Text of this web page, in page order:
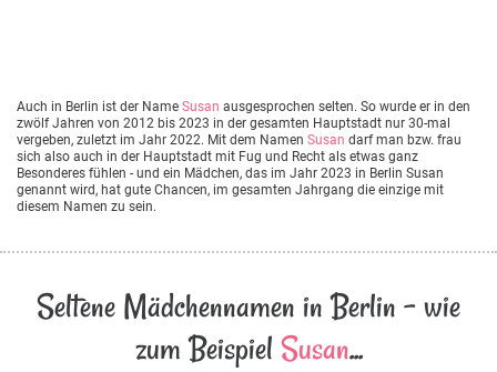
Auch in Berlin ist der Name Susan ausgesprochen selten. So wurde er in den
zwölf Jahren von 2012 bis 2023 in der gesamten Hauptstadt nur 30-mal
vergeben, zuletzt im Jahr 2022. Mit dem Namen Susan darf man bzw. frau
sich also auch in der Hauptstadt mit Fug und Recht als etwas ganz
Besonderes fühlen - und ein Mädchen, das im Jahr 2023 in Berlin Susan
genannt wird, hat gute Chancen, im gesamten Jahrgang die einzige mit
diesem Namen zu sein.
Seltene Mädchennamen in Berlin - wie
zum Beispiel Susan...